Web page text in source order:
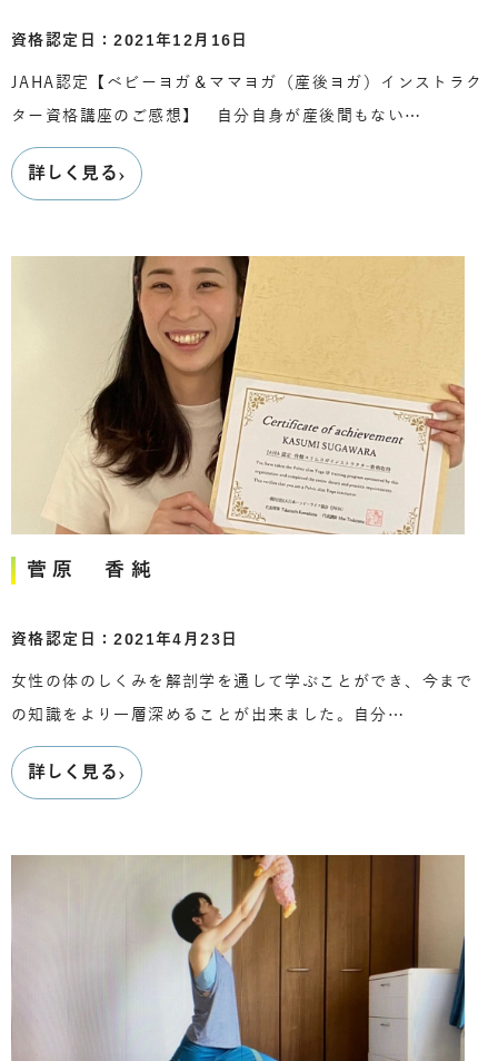
資格認定日：2021年12月16日
JAHA認定【ベビーヨガ＆ママヨガ（産後ヨガ）インストラク
ター資格講座のご感想】 自分自身が産後間もない…
詳しく見る›
菅原 香純
資格認定日：2021年4月23日
女性の体のしくみを解剖学を通して学ぶことができ、今まで
の知識をより一層深めることが出来ました。自分…
詳しく見る›